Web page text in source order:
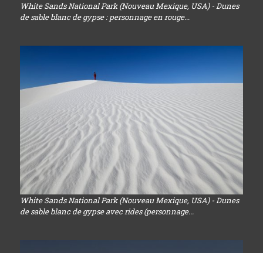
White Sands National Park (Nouveau Mexique, USA) - Dunes
de sable blanc de gypse : personnage en rouge...
White Sands National Park (Nouveau Mexique, USA) - Dunes
de sable blanc de gypse avec rides (personnage...